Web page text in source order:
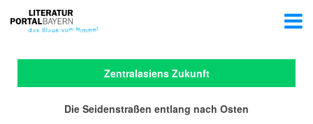
Zentralasiens Zukunft
Die Seidenstraßen entlang nach Osten